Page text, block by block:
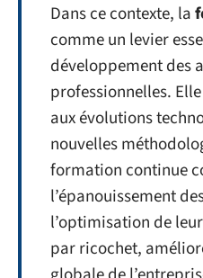
Dans ce contexte, la
comme un levier
développement des
professionnelles.
aux évolutions
nouvelles
formation continue
l’épanouissement
l’optimisation de
par ricochet,